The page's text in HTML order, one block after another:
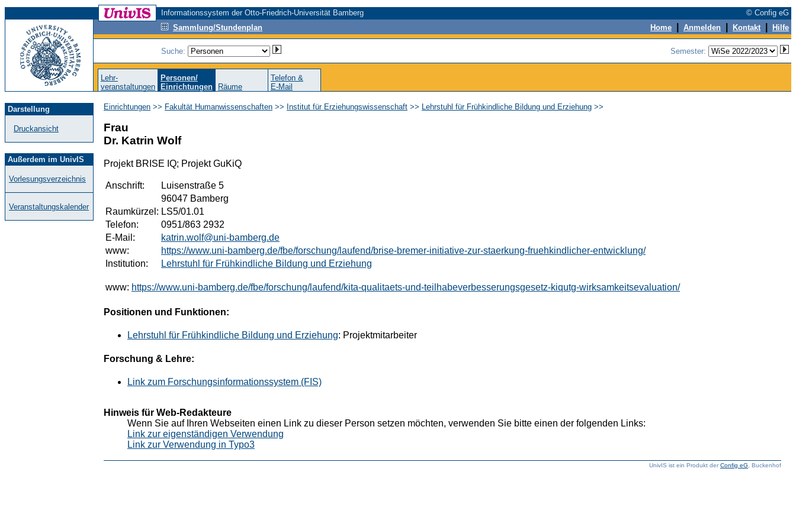
Informationssystem der Otto-Friedrich-Universität Bamberg
© Config eG
Sammlung/Stundenplan
Home Anmelden Kontakt Hilfe
Suche: Semester:
Lehr-
veranstaltungen
Personen/
Einrichtungen
Räume
Telefon &
E-Mail
Darstellung
Druckansicht
Außerdem im UnivIS
Vorlesungsverzeichnis
Veranstaltungskalender
Einrichtungen >> Fakultät Humanwissenschaften >> Institut für Erziehungswissenschaft >> Lehrstuhl für Frühkindliche Bildung und Erziehung >>
Frau
Dr. Katrin Wolf
Projekt BRISE IQ; Projekt GuKiQ
Anschrift:
Luisenstraße 5
96047 Bamberg
Raumkürzel: LS5/01.01
Telefon:
0951/863 2932
E-Mail:
katrin.wolf@uni-bamberg.de
www:
https://www.uni-bamberg.de/fbe/forschung/laufend/brise-bremer-initiative-zur-staerkung-fruehkindlicher-entwicklung/
Institution:
Lehrstuhl für Frühkindliche Bildung und Erziehung
www: https://www.uni-bamberg.de/fbe/forschung/laufend/kita-qualitaets-und-teilhabeverbesserungsgesetz-kiqutg-wirksamkeitsevaluation/
Positionen und Funktionen:
Lehrstuhl für Frühkindliche Bildung und Erziehung: Projektmitarbeiter
Forschung & Lehre:
Link zum Forschungsinformationssystem (FIS)
Hinweis für Web-Redakteure
Wenn Sie auf Ihren Webseiten einen Link zu dieser Person setzen möchten, verwenden Sie bitte einen der folgenden Links:
Link zur eigenständigen Verwendung
Link zur Verwendung in Typo3
UnivIS ist ein Produkt derConfig eG , Buckenhof